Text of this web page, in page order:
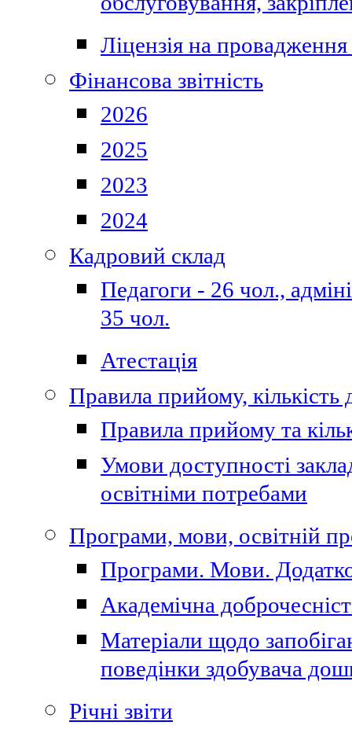
Ліцензія на провадження
Фінансова звітність
2026
2025
2023
2024
Кадровий склад
Педагоги - 26 чол.,
35 чол.
Атестація
Правила прийому, кількість
Правила прийому та
Умови доступності
освітніми потребами
Програми, мови, освітній
Програми. Мови.
Академічна
Матеріали щодо
поведінки здобувача
Річні звіти